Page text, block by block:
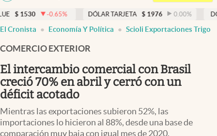
Uruguay
Economía y Política
Finanzas y Mercados
Mercados Online
Negocios
Columnistas
Apertura
-0.65% DÓLAR TARJETA $ 1976 0.00% DÓLAR MEP
El Cronista Economía Y Política Scioli Exportaciones Trigo
COMERCIO EXTERIOR
El intercambio comercial con Brasil
creció 70% en abril y cerró con un
déficit acotado
Mientras las exportaciones subieron 52%, las
importaciones lo hicieron al 88%, desde una base de
comparación muy baja con igual mes de 2020.